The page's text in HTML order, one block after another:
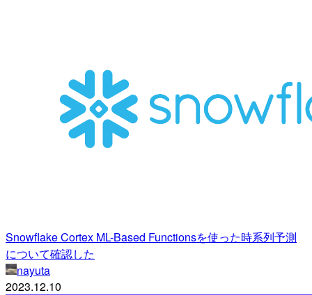
Snowflake Cortex ML-Based Functionsを使った時系列予測
について確認した
nayuta
2023.12.10